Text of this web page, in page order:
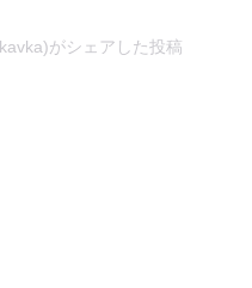
がシェアした投稿